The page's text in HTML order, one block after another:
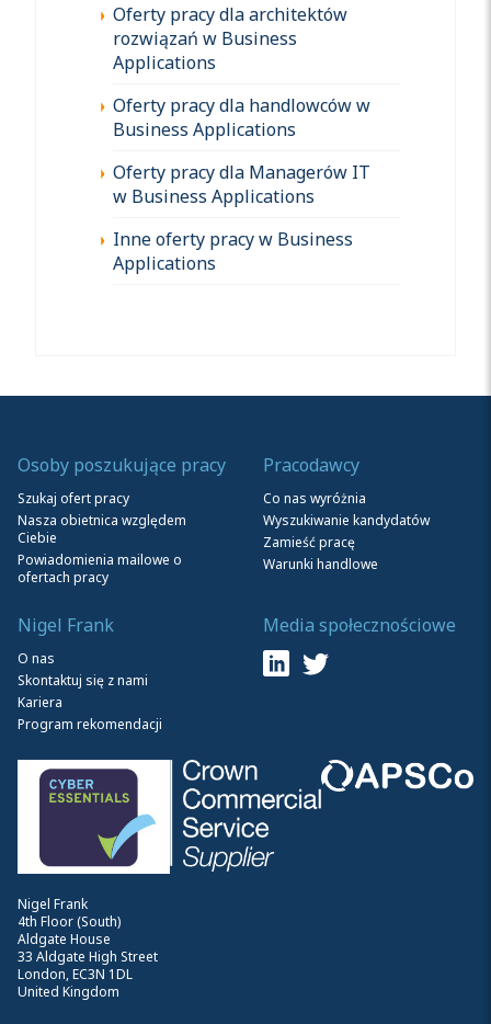
Oferty pracy dla architektów
rozwiązań w Business
Applications
Oferty pracy dla handlowców w
Business Applications
Oferty pracy dla Managerów IT
w Business Applications
Inne oferty pracy w Business
Applications
Nigel Frank
4th Floor (South)
Aldgate House
33 Aldgate High Street
London, EC3N 1DL
United Kingdom
Osoby poszukujące pracy
Szukaj ofert pracy
Nasza obietnica względem
Ciebie
Powiadomienia mailowe o
ofertach pracy
Pracodawcy
Co nas wyróżnia
Wyszukiwanie kandydatów
Zamieść pracę
Warunki handlowe
Nigel Frank
O nas
Skontaktuj się z nami
Kariera
Program rekomendacji
Media społecznościowe